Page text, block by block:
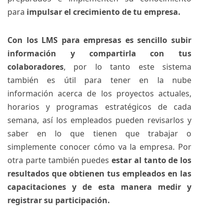
para impulsar el crecimiento de tu empresa.
Con los LMS para empresas es sencillo subir
información y compartirla con tus
colaboradores, por lo tanto este sistema
también es útil para tener en la nube
información acerca de los proyectos actuales,
horarios y programas estratégicos de cada
semana, así los empleados pueden revisarlos y
saber en lo que tienen que trabajar o
simplemente conocer cómo va la empresa. Por
otra parte también puedes estar al tanto de los
resultados que obtienen tus empleados en las
capacitaciones y de esta manera medir y
registrar su participación.